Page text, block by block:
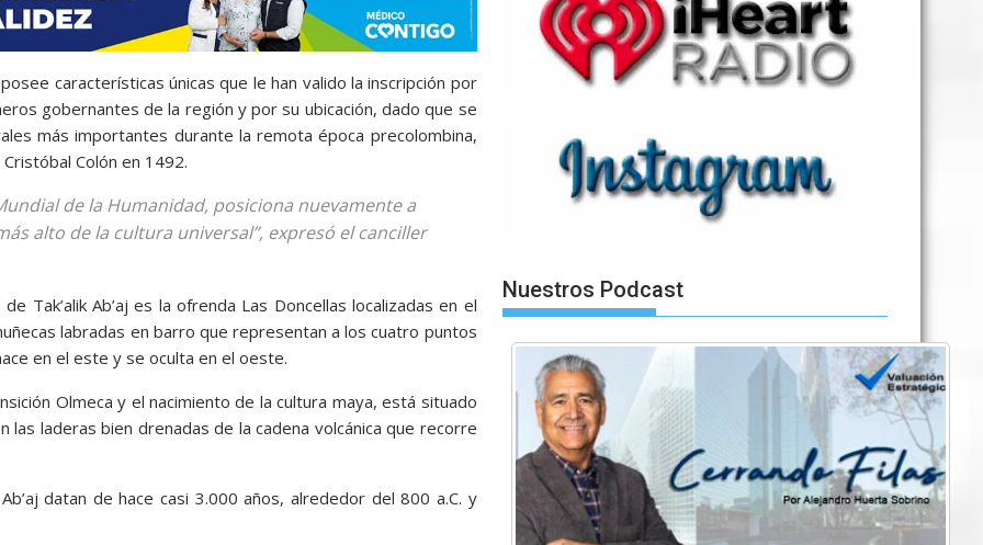
características únicas que le han valido la inscripción por
gobernantes de la región y por su ubicación, dado que se
más importantes durante la remota época precolombina,
Colón en 1492.
de la Humanidad, posiciona nuevamente a
alto de la cultura universal”, expresó el canciller
Tak’alik Ab’aj es la ofrenda Las Doncellas localizadas en el
labradas en barro que representan a los cuatro puntos
en el este y se oculta en el oeste.
Olmeca y el nacimiento de la cultura maya, está situado
laderas bien drenadas de la cadena volcánica que recorre
datan de hace casi 3.000 años, alrededor del 800 a.C. y
Nuestros Podcast